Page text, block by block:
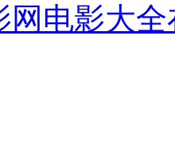
网电影大